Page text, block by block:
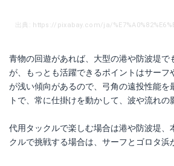
青物の回遊があれば、大型の港や防波堤で
が、もっとも活躍できるポイントはサーフ
が浅い傾向があるので、弓角の遠投性能を
トで、常に仕掛けを動かして、波や流れの
代用タックルで楽しむ場合は港や防波堤、
クルで挑戦する場合は、サーフとゴロタ浜